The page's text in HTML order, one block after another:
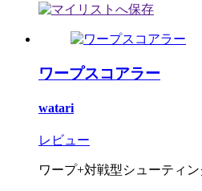
ワープスコアラー
watari
レビュー
ワープ+対戦型シューティン